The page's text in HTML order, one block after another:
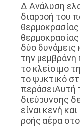
∆ Ανάλυση
διαρροή του
δύο
την
το κλείσιμο
το ψυκτικό
περάσειΑυτή
διεύρυνσης
είναι κενή
ροής αέρα